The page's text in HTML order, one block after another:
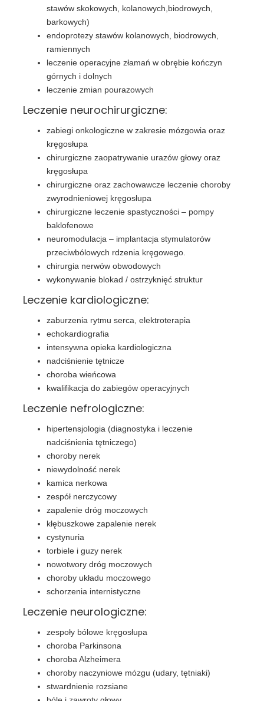
stawów skokowych, kolanowych,biodrowych,
barkowych)
endoprotezy stawów kolanowych, biodrowych,
ramiennych
leczenie operacyjne złamań w obrębie kończyn
górnych i dolnych
leczenie zmian pourazowych
Leczenie neurochirurgiczne:
zabiegi onkologiczne w zakresie mózgowia oraz
kręgosłupa
chirurgiczne zaopatrywanie urazów głowy oraz
kręgosłupa
chirurgiczne oraz zachowawcze leczenie choroby
zwyrodnieniowej kręgosłupa
chirurgiczne leczenie spastyczności – pompy
baklofenowe
neuromodulacja – implantacja stymulatorów
przeciwbólowych rdzenia kręgowego.
chirurgia nerwów obwodowych
wykonywanie blokad / ostrzyknięć struktur
Leczenie kardiologiczne:
zaburzenia rytmu serca, elektroterapia
echokardiografia
intensywna opieka kardiologiczna
nadciśnienie tętnicze
choroba wieńcowa
kwalifikacja do zabiegów operacyjnych
Leczenie nefrologiczne:
hipertensjologia (diagnostyka i leczenie
nadciśnienia tętniczego)
choroby nerek
niewydolność nerek
kamica nerkowa
zespół nerczycowy
zapalenie dróg moczowych
kłębuszkowe zapalenie nerek
cystynuria
torbiele i guzy nerek
nowotwory dróg moczowych
choroby układu moczowego
schorzenia internistyczne
Leczenie neurologiczne:
zespoły bólowe kręgosłupa
choroba Parkinsona
choroba Alzheimera
choroby naczyniowe mózgu (udary, tętniaki)
stwardnienie rozsiane